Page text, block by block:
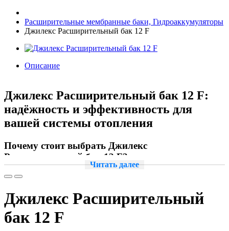
Расширительные мембранные баки, Гидроаккумуляторы
Джилекс Расширительный бак 12 F
Описание
Джилекс Расширительный бак 12 F:
надёжность и эффективность для
вашей системы отопления
Почему стоит выбрать Джилекс
Расширительный бак 12 F?
Гидроаккумулятор Джилекс 12 F — это высококачественное
системы отопления или водоснабжения. Он предназначен для
компенсации давления в системах с изменяющимся объёмом
жидкости, что особенно важно в условиях перепадов
температур.
Читать далее
Джилекс Расширительный
бак 12 F